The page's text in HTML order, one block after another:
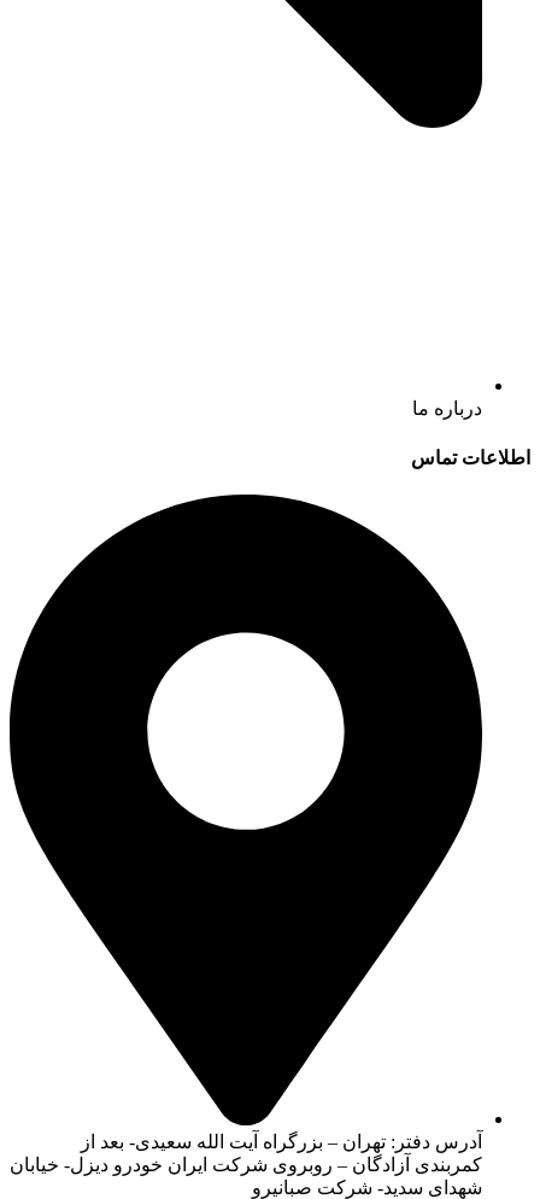
درباره ما
اطلاعات تماس
آدرس دفتر: تهران – بزرگراه آیت الله سعیدی- بعد از
کمربندی آزادگان – روبروی شرکت ایران خودرو دیزل- خیابان
شهدای سدید- شرکت صبانیرو